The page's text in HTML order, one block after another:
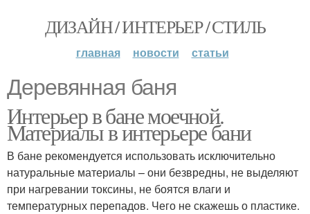
ДИЗАЙН / ИНТЕРЬЕР / СТИЛЬ
главная новости статьи
Деревянная баня
Интерьер в бане моечной.
Материалы в интерьере бани
В бане рекомендуется использовать исключительно
натуральные материалы – они безвредны, не выделяют
при нагревании токсины, не боятся влаги и
температурных перепадов. Чего не скажешь о пластике.